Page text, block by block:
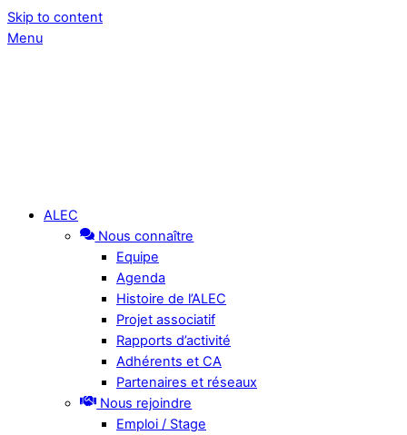
Skip to content
Menu
ALEC
Nous connaître
Equipe
Agenda
Histoire de l’ALEC
Projet associatif
Rapports d’activité
Adhérents et CA
Partenaires et réseaux
Nous rejoindre
Emploi / Stage